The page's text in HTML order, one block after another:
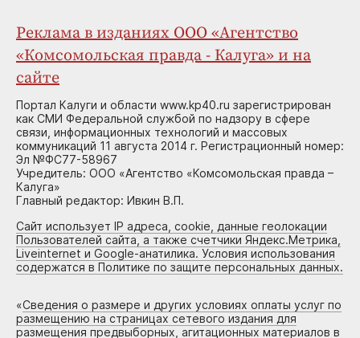
Реклама в изданиях ООО «Агентство
«Комсомольская правда - Калуга» и на
сайте
Портал Калуги и области www.kp40.ru зарегистрирован
как СМИ Федеральной службой по надзору в сфере
связи, информационных технологий и массовых
коммуникаций 11 августа 2014 г. Регистрационный номер:
Эл №ФС77-58967
Учредитель: ООО «Агентство «Комсомольская правда –
Калуга»
Главный редактор: Ивкин В.П.
Сайт использует IP адреса, cookie, данные геолокации
Пользователей сайта, а также счетчики Яндекс.Метрика,
Liveinternet и Google-анатилика. Условия использования
содержатся в Политике по защите персональных данных.
«Сведения о размере и других условиях оплаты услуг по
размещению на страницах сетевого издания для
размещения предвыборных, агитационных материалов в